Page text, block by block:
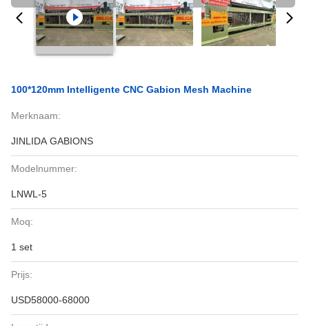
100*120mm Intelligente CNC Gabion Mesh Machine
Merknaam:
JINLIDA GABIONS
Modelnummer:
LNWL-5
Moq:
1 set
Prijs:
USD58000-68000